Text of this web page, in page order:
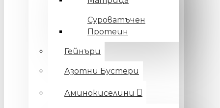
Суроватъчен
Протеин
Гейнъри
Азотни Бустери
Аминокиселини